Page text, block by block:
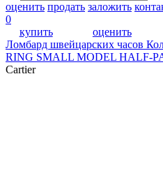
оценить продать заложить
0
купить
оценить
Ломбард швейцарских часов
RING SMALL MODEL HALF-
Cartier